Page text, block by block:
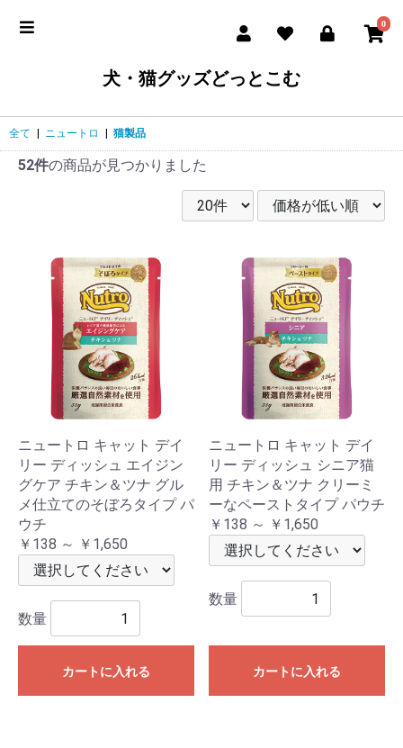
0
犬・猫グッズどっとこむ
全て ニュートロ 猫製品
52件の商品が見つかりました
ニュートロ キャット デイ
リー ディッシュ エイジン
グケア チキン＆ツナ グル
メ仕立てのそぼろタイプ パ
ウチ
￥138 ～ ￥1,650
数量
カートに入れる
ニュートロ キャット デイ
リー ディッシュ シニア猫
用 チキン＆ツナ クリーミ
ーなペーストタイプ パウチ
￥138 ～ ￥1,650
数量
カートに入れる